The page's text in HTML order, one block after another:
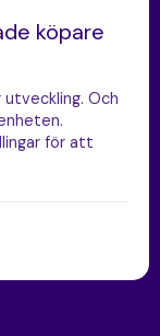
köpare
Och
för att